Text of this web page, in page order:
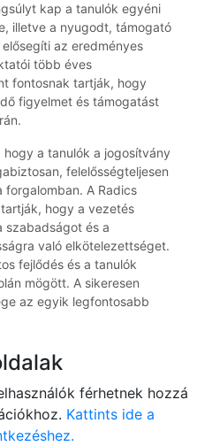
kap a tanulók egyéni
illetve a nyugodt, támogató
az eredményes
több éves
fontosnak tartják, hogy
figyelmet és támogatást
a tanulók a jogosítvány
felelősségteljesen
forgalomban. A Radics
hogy a vezetés
szabadságot és a
való elkötelezettséget.
fejlődés és a tanulók
mögött. A sikeresen
az egyik legfontosabb
férhetnek hozzá
Kattints ide a